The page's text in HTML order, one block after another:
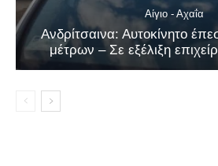
Αίγιο - Αχαΐα
Ανδρίτσαινα: Αυτοκίνητο
μέτρων – Σε εξέλιξη